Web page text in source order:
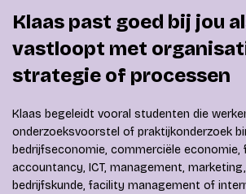
Klaas past goed bij jou
vastloopt met
strategie of processen
Klaas begeleidt vooral studenten die
onderzoeksvoorstel of praktijkonderzoek
bedrijfseconomie, commerciële economie,
accountancy, ICT, management,
bedrijfskunde, facility management of